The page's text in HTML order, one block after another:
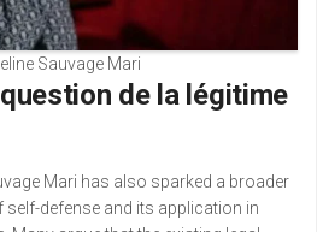
Sauvage Mari
de la légitime
Mari has also sparked a broader
defense and its application in